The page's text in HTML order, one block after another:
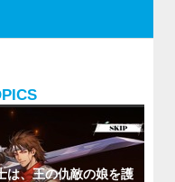
は、王の仇敵の娘を護